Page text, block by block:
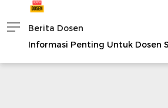
Berita Dosen
Informasi Penting Untuk Dosen